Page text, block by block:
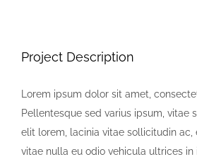
Project Description
Lorem ipsum dolor sit amet,
Pellentesque sed varius ipsum, vitae
elit lorem, lacinia vitae sollicitudin ac,
vitae nulla eu odio vehicula ultrices